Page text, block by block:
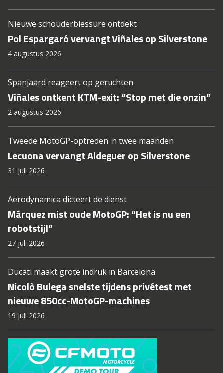
Nieuwe schouderblessure ontdekt
Pol Espargaró vervangt Viñales op Silverstone
4 augustus 2026
Spanjaard reageert op geruchten
Viñales ontkent KTM-exit: “Stop met die onzin”
2 augustus 2026
Tweede MotoGP-optreden in twee maanden
Lecuona vervangt Aldeguer op Silverstone
31 juli 2026
Aerodynamica dicteert de dienst
Márquez mist oude MotoGP: “Het is nu een
robotstijl”
27 juli 2026
Ducati maakt grote indruk in Barcelona
Nicolò Bulega snelste tijdens privétest met
nieuwe 850cc-MotoGP-machines
19 juli 2026